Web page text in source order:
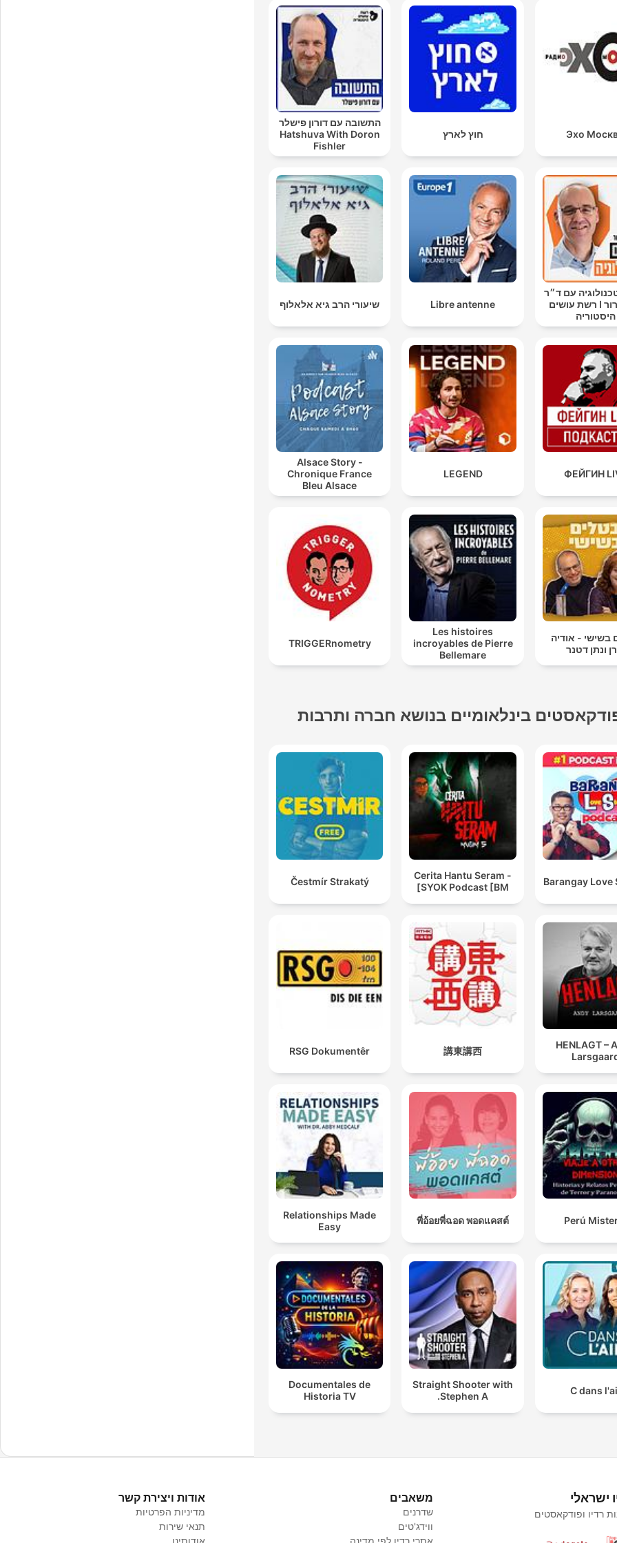
Эхо חוץ לארץ
התשובה עם דורון פישלר
Hatshuva With Doron
Fishler
עם ד״ר
יובל דרור I רשת עושים
היסטוריה
Libre antenne שיעורי הרב גיא אלאלוף
ФЕЙГИН
LEGEND
Alsace Story -
Chronique France
Bleu Alsace
בשישי - אודיה
ונתן דטנר
Les histoires
incroyables de Pierre
Bellemare
TRIGGERnometry
בינלאומיים בנושא חברה ותרבות
Barangay Love
Cerita Hantu Seram -
SYOK Podcast [BM]
Čestmír Strakatý
HENLAGT –
講東講西
RSG Dokumentêr
Perú
พี่อ้อยพี่ฉอด พอดแคสต์
Relationships Made
Easy
C dans
Straight Shooter with
Stephen A.
Documentales de
Historia TV
ישראלי
רדיו ופודקאסטים
משאבים
שדרנים
ווידג'טים
אתרי רדיו לפי מדינה
אודות ויצירת קשר
מדיניות הפרטיות
תנאי שירות
אודותינו